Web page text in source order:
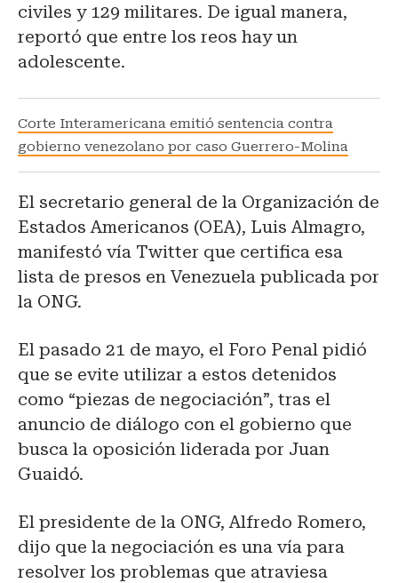
civiles y 129 militares. De igual manera,
reportó que entre los reos hay un
adolescente.
Corte Interamericana emitió sentencia contra
gobierno venezolano por caso Guerrero-Molina
El secretario general de la Organización de
Estados Americanos (OEA), Luis Almagro,
manifestó vía Twitter que certifica esa
lista de presos en Venezuela publicada por
la ONG.
El pasado 21 de mayo, el Foro Penal pidió
que se evite utilizar a estos detenidos
como “piezas de negociación”, tras el
anuncio de diálogo con el gobierno que
busca la oposición liderada por Juan
Guaidó.
El presidente de la ONG, Alfredo Romero,
dijo que la negociación es una vía para
resolver los problemas que atraviesa